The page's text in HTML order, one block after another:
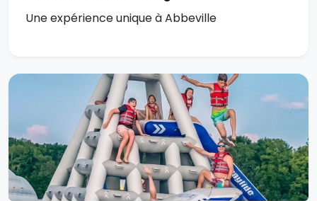
Une expérience unique à Abbeville